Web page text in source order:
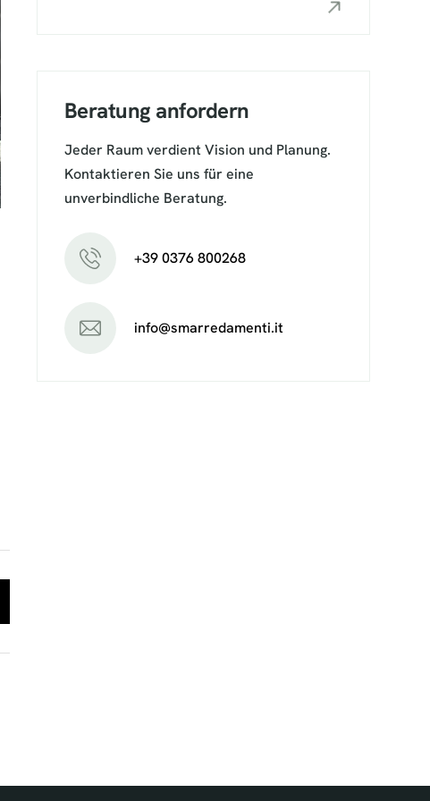
Beratung anfordern
Jeder Raum verdient Vision und Planung.
Kontaktieren Sie uns für eine
unverbindliche Beratung.
+39 0376 800268
info@smarredamenti.it